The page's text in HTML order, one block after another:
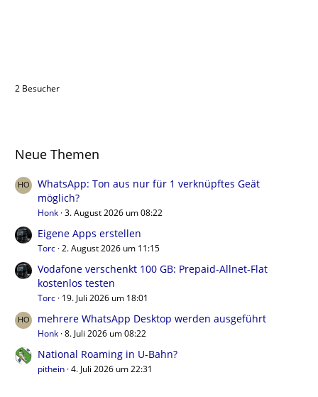
2 Besucher
Neue Themen
WhatsApp: Ton aus nur für 1 verknüpftes Geät
möglich?
Honk 3. August 2026 um 08:22
Eigene Apps erstellen
Torc 2. August 2026 um 11:15
Vodafone verschenkt 100 GB: Prepaid-Allnet-Flat
kostenlos testen
Torc 19. Juli 2026 um 18:01
mehrere WhatsApp Desktop werden ausgeführt
Honk 8. Juli 2026 um 08:22
National Roaming in U-Bahn?
pithein 4. Juli 2026 um 22:31